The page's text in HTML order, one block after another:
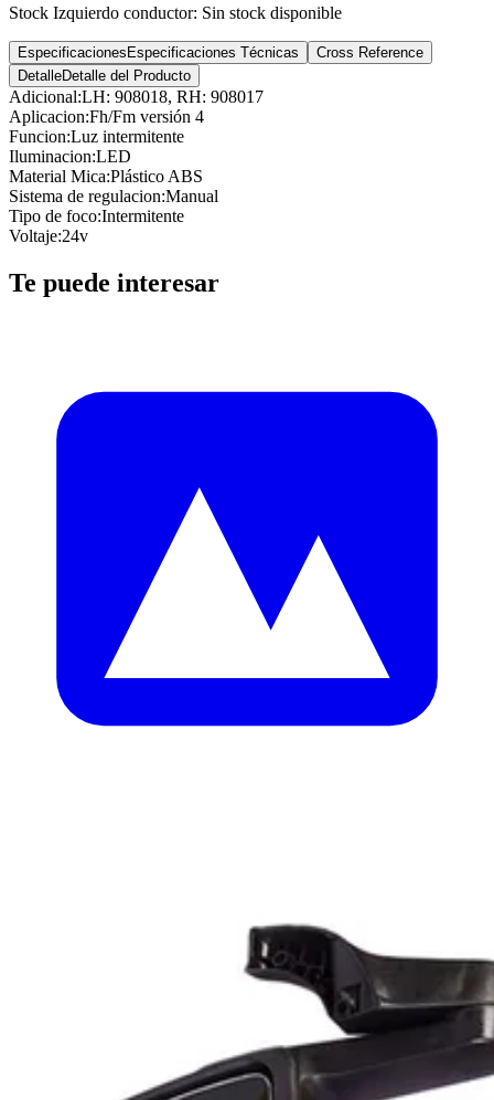
Stock Izquierdo conductor: Sin stock disponible
Especificaciones Especificaciones Técnicas
Cross Reference
DetalleDetalle del Producto
Adicional:LH: 908018, RH: 908017
Aplicacion:Fh/Fm versión 4
Funcion:Luz intermitente
Iluminacion:LED
Material Mica:Plástico ABS
Sistema de regulacion:Manual
Tipo de foco:Intermitente
Voltaje:24v
Te puede interesar